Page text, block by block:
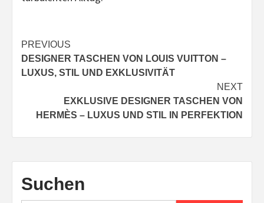
Continue
Reading
PREVIOUS
DESIGNER TASCHEN VON LOUIS VUITTON –
LUXUS, STIL UND EXKLUSIVITÄT
NEXT
EXKLUSIVE DESIGNER TASCHEN VON
HERMÈS – LUXUS UND STIL IN PERFEKTION
Suchen